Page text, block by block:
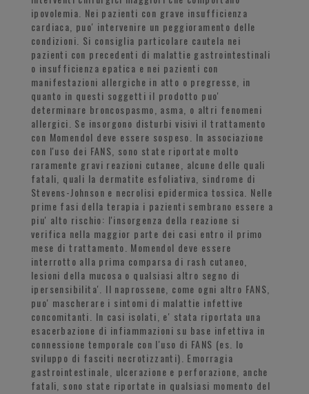
ipovolemia. Nei pazienti con grave insufficienza
cardiaca, puo' intervenire un peggioramento delle
condizioni. Si consiglia particolare cautela nei
pazienti con precedenti di malattie gastrointestinali
o insufficienza epatica e nei pazienti con
manifestazioni allergiche in atto o pregresse, in
quanto in questi soggetti il prodotto puo'
determinare broncospasmo, asma, o altri fenomeni
allergici. Se insorgono disturbi visivi il trattamento
con Momendol deve essere sospeso. In associazione
con l'uso dei FANS, sono state riportate molto
raramente gravi reazioni cutanee, alcune delle quali
fatali, quali la dermatite esfoliativa, sindrome di
Stevens-Johnson e necrolisi epidermica tossica. Nelle
prime fasi della terapia i pazienti sembrano essere a
piu' alto rischio: l'insorgenza della reazione si
verifica nella maggior parte dei casi entro il primo
mese di trattamento. Momendol deve essere
interrotto alla prima comparsa di rash cutaneo,
lesioni della mucosa o qualsiasi altro segno di
ipersensibilita'. Il naprossene, come ogni altro FANS,
puo' mascherare i sintomi di malattie infettive
concomitanti. In casi isolati, e' stata riportata una
esacerbazione di infiammazioni su base infettiva in
connessione temporale con l'uso di FANS (es. lo
sviluppo di fasciti necrotizzanti). Emorragia
gastrointestinale, ulcerazione e perforazione, anche
fatali, sono state riportate in qualsiasi momento del